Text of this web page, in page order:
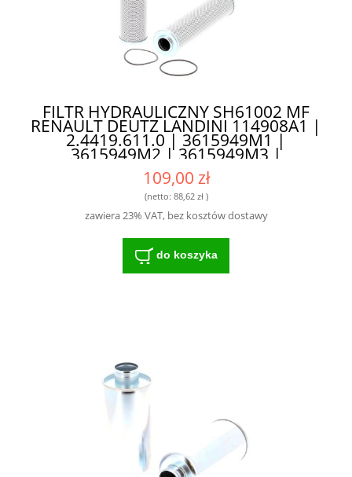
FILTR HYDRAULICZNY SH61002 MF
RENAULT DEUTZ LANDINI 114908A1 |
2.4419.611.0 | 3615949M1 |
3615949M2 | 3615949M3 |
3790454M2 | 3799319M1 |
4305928M1 | 4305928M91 |
4308416H1 | 6005003243 |
6005030722 - NAJLEPSZY WYBÓR DLA
MASZYN ROLNICZYCH
109,00 zł
(netto: 88,62 zł)
zawiera 23% VAT, bez kosztów dostawy
do koszyka